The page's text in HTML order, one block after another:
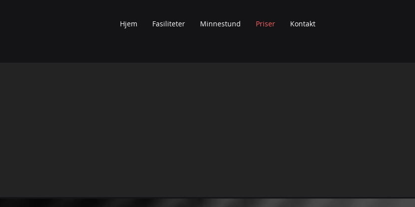
Hjem Fasiliteter Minnestund Priser Kontakt